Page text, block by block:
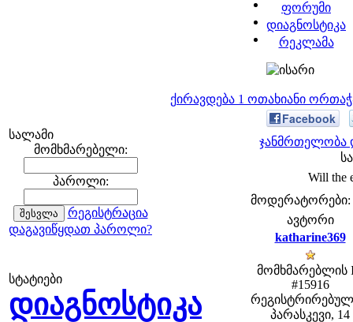
ფორუმი
დიაგნოსტიკა
რეკლამა
ქირავდება 1 ოთახიანი
სალამი
მომხმარებელი:
პაროლი:
რეგისტრაცია
დაგავიწყდათ პაროლი?
სტატიები
დიაგნოსტიკა
Facebook
ჯანმრთელობა
Will the
მოდერატორები:
ავტორი
katharine369
მომხმარებლის
#15916
პარასკევი, 14